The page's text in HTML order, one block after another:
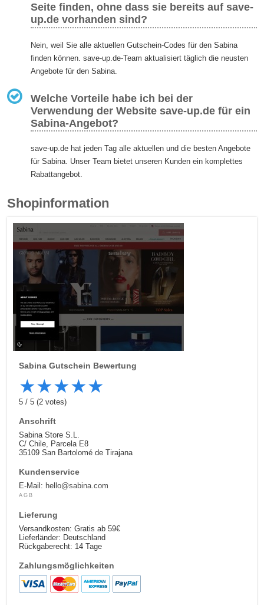
Seite finden, ohne dass sie bereits auf save-
up.de vorhanden sind?
Nein, weil Sie alle aktuellen Gutschein-Codes für den Sabina
finden können. save-up.de-Team aktualisiert täglich die neusten
Angebote für den Sabina.
Welche Vorteile habe ich bei der
Verwendung der Website save-up.de für ein
Sabina-Angebot?
save-up.de hat jeden Tag alle aktuellen und die besten Angebote
für Sabina. Unser Team bietet unseren Kunden ein komplettes
Rabattangebot.
Shopinformation
Sabina Gutschein Bewertung
★★★★★
5/5 (2 votes)
Anschrift
Sabina Store S.L.
C/ Chile, Parcela E8
35109 San Bartolomé de Tirajana
Kundenservice
E-Mail: hello@sabina.com
AGB
Lieferung
Versandkosten: Gratis ab 59€
Lieferländer: Deutschland
Rückgaberecht: 14 Tage
Zahlungsmöglichkeiten